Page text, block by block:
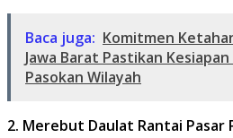
Baca juga: Komitmen
Jawa Barat Pastikan
Pasokan Wilayah
2. Merebut Daulat Rantai Pasar